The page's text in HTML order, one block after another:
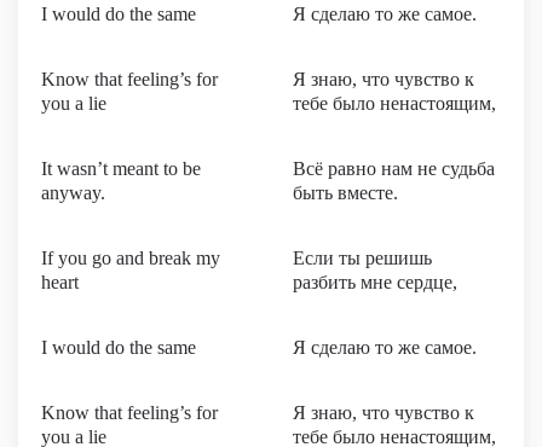
I would do the same Я сделаю то же самое.
Know that feeling’s for
you a lie
Я знаю, что чувство к
тебе было ненастоящим,
It wasn’t meant to be
anyway.
Всё равно нам не судьба
быть вместе.
If you go and break my
heart
Если ты решишь
разбить мне сердце,
I would do the same Я сделаю то же самое.
Know that feeling’s for
you a lie
Я знаю, что чувство к
тебе было ненастоящим,